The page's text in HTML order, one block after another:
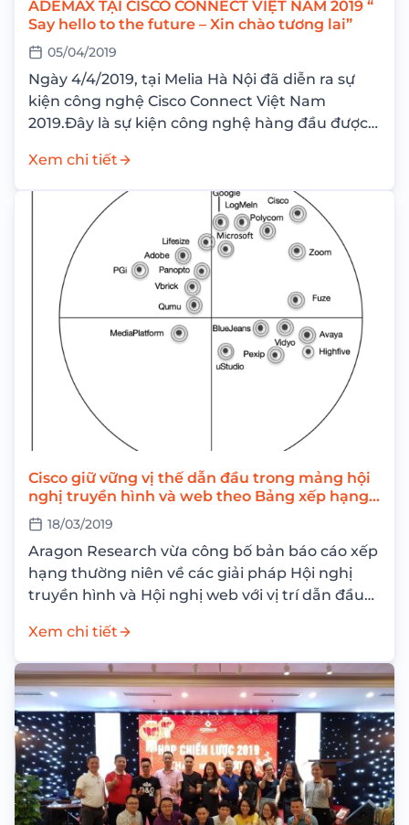
ADEMAX TẠI CISCO CONNECT VIỆT NAM 2019 “
Say hello to the future – Xin chào tương lai”
05/04/2019
Ngày 4/4/2019, tại Melia Hà Nội đã diễn ra sự
kiện công nghệ Cisco Connect Việt Nam
2019.Đây là sự kiện công nghệ hàng đầu được
Xem chi tiết
Cisco giữ vững vị thế dẫn đầu trong mảng hội
nghị truyền hình và web theo Bảng xếp hạng
thường niên của Aragon Research
18/03/2019
Aragon Research vừa công bố bản báo cáo xếp
hạng thường niên về các giải pháp Hội nghị
truyền hình và Hội nghị web với vị trí dẫn đầu
Xem chi tiết